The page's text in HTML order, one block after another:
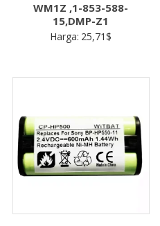
WM1Z ,1-853-588-
15,DMP-Z1
Harga: 25,71$